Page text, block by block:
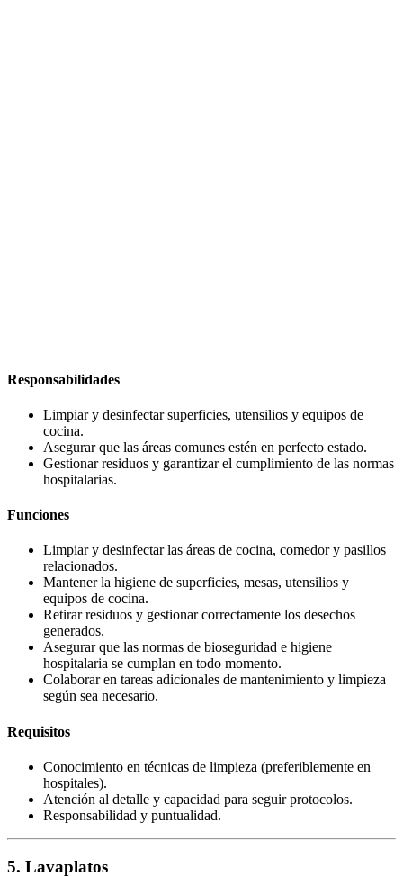
Responsabilidades
Limpiar y desinfectar superficies, utensilios y equipos de
cocina.
Asegurar que las áreas comunes estén en perfecto estado.
Gestionar residuos y garantizar el cumplimiento de las normas
hospitalarias.
Funciones
Limpiar y desinfectar las áreas de cocina, comedor y pasillos
relacionados.
Mantener la higiene de superficies, mesas, utensilios y
equipos de cocina.
Retirar residuos y gestionar correctamente los desechos
generados.
Asegurar que las normas de bioseguridad e higiene
hospitalaria se cumplan en todo momento.
Colaborar en tareas adicionales de mantenimiento y limpieza
según sea necesario.
Requisitos
Conocimiento en técnicas de limpieza (preferiblemente en
hospitales).
Atención al detalle y capacidad para seguir protocolos.
Responsabilidad y puntualidad.
5. Lavaplatos